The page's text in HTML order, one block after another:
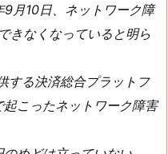
月10日、ネットワーク障
きなくなっていると明ら
する決済総合プラットフ
こったネットワーク障害